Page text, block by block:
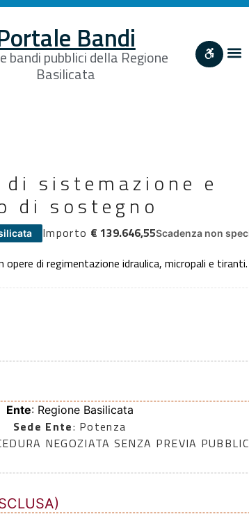
Bandi
bandi pubblici della Regione
Basilicata
sistemazione e
di sostegno
Importo € 139.646,55Scadenza non
di regimentazione idraulica, micropali e tiranti.
Ente: Regione Basilicata
Sede Ente: Potenza
NEGOZIATA SENZA PREVIA